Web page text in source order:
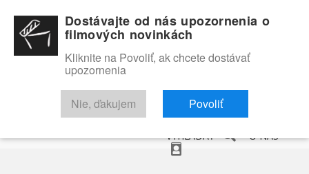
RECENZIE TRAILERY FILMOVÁ DATABÁZA
VYHĽADAŤ O NÁS
Dostávajte od nás upozornenia o
filmových novinkách
Kliknite na Povoliť, ak chcete dostávať
upozornenia
Nie, ďakujem Povoliť